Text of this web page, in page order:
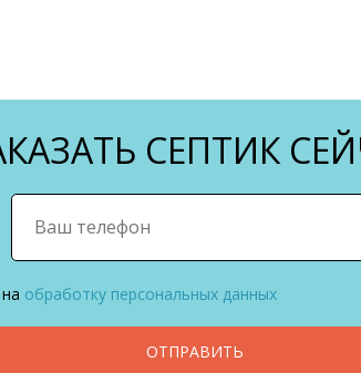
СЕПТИК
обработку персональных данных
ОТПРАВИТЬ